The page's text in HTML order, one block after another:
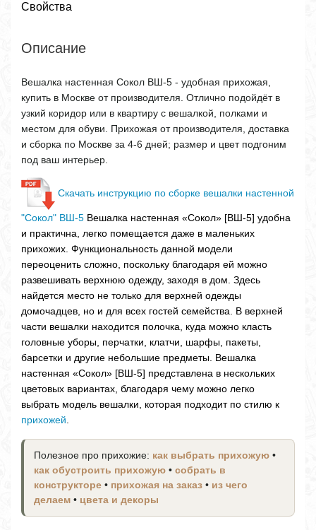
Свойства
Описание
Вешалка настенная Сокол ВШ-5 - удобная прихожая,
купить в Москве от производителя. Отлично подойдёт в
узкий коридор или в квартиру с вешалкой, полками и
местом для обуви. Прихожая от производителя, доставка
и сборка по Москве за 4-6 дней; размер и цвет подгоним
под ваш интерьер.
Скачать инструкцию по сборке вешалки настенной
"Сокол" ВШ-5 Вешалка настенная «Сокол» [ВШ-5] удобна
и практична, легко помещается даже в маленьких
прихожих. Функциональность данной модели
переоценить сложно, поскольку благодаря ей можно
развешивать верхнюю одежду, заходя в дом. Здесь
найдется место не только для верхней одежды
домочадцев, но и для всех гостей семейства. В верхней
части вешалки находится полочка, куда можно класть
головные уборы, перчатки, клатчи, шарфы, пакеты,
барсетки и другие небольшие предметы. Вешалка
настенная «Сокол» [ВШ-5] представлена в нескольких
цветовых вариантах, благодаря чему можно легко
выбрать модель вешалки, которая подходит по стилю к
прихожей
Полезное про прихожие: как выбрать прихожую •
как обустроить прихожую • собрать в
конструкторе • прихожая на заказ • из чего
делаем • цвета и декоры